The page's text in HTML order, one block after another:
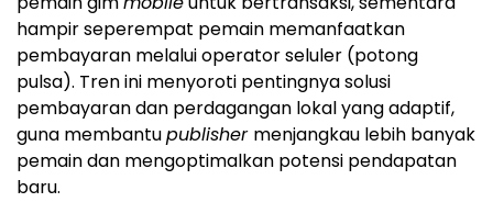
hampir seperempat pemain memanfaatkan
pembayaran melalui operator seluler (potong
pulsa). Tren ini menyoroti pentingnya solusi
pembayaran dan perdagangan lokal yang adaptif,
guna membantupublisher menjangkau lebih banyak
pemain dan mengoptimalkan potensi pendapatan
baru.